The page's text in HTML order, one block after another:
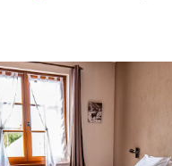
7 Tage die Woche
10+ Millionen Mitglieder